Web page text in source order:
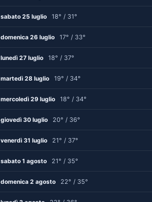
sabato 25 luglio 18° / 31°
domenica 26 luglio 17° / 33°
lunedì 27 luglio 18° / 37°
martedì 28 luglio 19° / 34°
mercoledì 29 luglio 18° / 34°
giovedì 30 luglio 20° / 36°
venerdì 31 luglio 21° / 37°
sabato 1 agosto 21° / 35°
domenica 2 agosto 22° / 35°